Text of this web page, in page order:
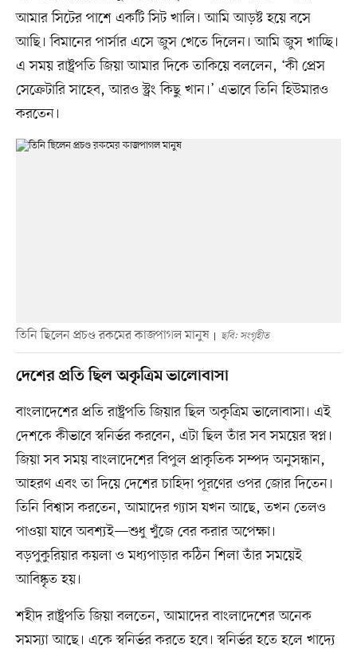
আমার সিটের পাশে একটি সিট খালি। আমি আড়ষ্ট হয়ে বসে
আছি। বিমানের পার্সার এসে জুস খেতে দিলেন। আমি জুস খাচ্ছি।
এ সময় রাষ্ট্রপতি জিয়া আমার দিকে তাকিয়ে বললেন, ‘কী প্রেস
সেক্রেটারি সাহেব, আরও স্ট্রং কিছু খান।’ এভাবে তিনি হিউমারও
করতেন।
তিনি ছিলেন প্রচণ্ড রকমের কাজপাগল মানুষ ছবি: সংগৃহীত
দেশের প্রতি ছিল অকৃত্রিম ভালোবাসা
বাংলাদেশের প্রতি রাষ্ট্রপতি জিয়ার ছিল অকৃত্রিম ভালোবাসা। এই
দেশকে কীভাবে স্বনির্ভর করবেন, এটা ছিল তাঁর সব সময়ের স্বপ্ন।
জিয়া সব সময় বাংলাদেশের বিপুল প্রাকৃতিক সম্পদ অনুসন্ধান,
আহরণ এবং তা দিয়ে দেশের চাহিদা পূরণের ওপর জোর দিতেন।
তিনি বিশ্বাস করতেন, আমাদের গ্যাস যখন আছে, তখন তেলও
পাওয়া যাবে অবশ্যই—শুধু খুঁজে বের করার অপেক্ষা।
বড়পুকুরিয়ার কয়লা ও মধ্যপাড়ার কঠিন শিলা তাঁর সময়েই
আবিষ্কৃত হয়।
শহীদ রাষ্ট্রপতি জিয়া বলতেন, আমাদের বাংলাদেশের অনেক
সমস্যা আছে। একে স্বনির্ভর করতে হবে। স্বনির্ভর হতে হলে খাদ্যে